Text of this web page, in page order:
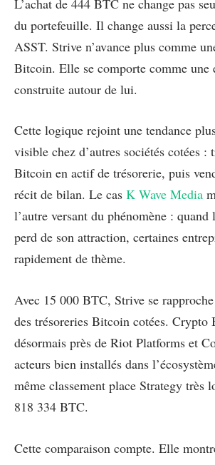
du portefeuille. Il change aussi la
ASST. Strive n’avance plus comme
Bitcoin. Elle se comporte comme une
construite autour de lui.
Cette logique rejoint une tendance
visible chez d’autres sociétés cotées :
Bitcoin en actif de trésorerie, puis
récit de bilan. Le cas K Wave Media
l’autre versant du phénomène :
perd de son attraction, certaines
rapidement de thème.
Avec 15 000 BTC, Strive se
des trésoreries Bitcoin cotées. Crypto
désormais près de Riot Platforms et
acteurs bien installés dans
même classement place Strategy très
818 334 BTC.
Cette comparaison compte. Elle